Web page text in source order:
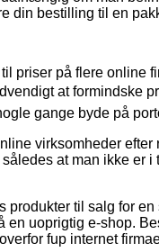
din bestilling til en
priser på flere online
at formindske
gange byde på
virksomheder efter
at man ikke er i
til salg for
uoprigtig e-shop.
fup internet